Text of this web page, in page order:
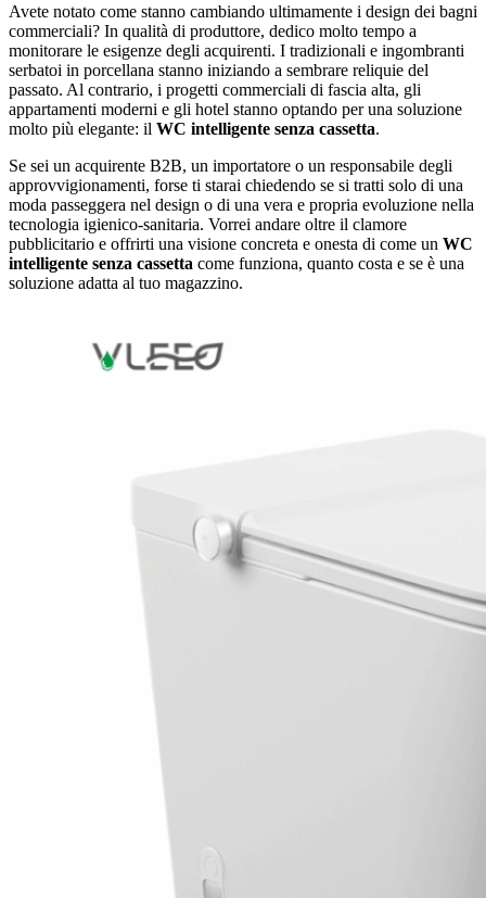
Avete notato come stanno cambiando ultimamente i design dei bagni
commerciali? In qualità di produttore, dedico molto tempo a
monitorare le esigenze degli acquirenti. I tradizionali e ingombranti
serbatoi in porcellana stanno iniziando a sembrare reliquie del
passato. Al contrario, i progetti commerciali di fascia alta, gli
appartamenti moderni e gli hotel stanno optando per una soluzione
molto più elegante: il WC intelligente senza cassetta.
Se sei un acquirente B2B, un importatore o un responsabile degli
approvvigionamenti, forse ti starai chiedendo se si tratti solo di una
moda passeggera nel design o di una vera e propria evoluzione nella
tecnologia igienico-sanitaria. Vorrei andare oltre il clamore
pubblicitario e offrirti una visione concreta e onesta di come un WC
intelligente senza cassetta come funziona, quanto costa e se è una
soluzione adatta al tuo magazzino.